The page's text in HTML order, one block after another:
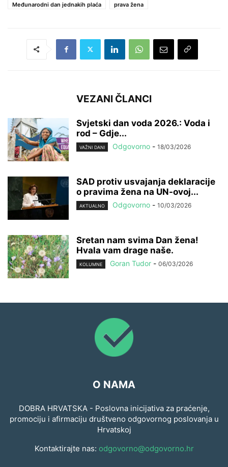
Međunarodni dan jednakih plaća
prava žena
VEZANI ČLANCI
Svjetski dan voda 2026.: Voda i
rod – Gdje...
VAŽNI DANI Odgovorno - 18/03/2026
SAD protiv usvajanja deklaracije
o pravima žena na UN-ovoj...
AKTUALNO Odgovorno - 10/03/2026
Sretan nam svima Dan žena!
Hvala vam drage naše.
KOLUMNE Goran Tudor - 06/03/2026
O NAMA
DOBRA HRVATSKA - Poslovna inicijativa za praćenje,
promociju i afirmaciju društveno odgovornog poslovanja u
Hrvatskoj
Kontaktirajte nas: odgovorno@odgovorno.hr